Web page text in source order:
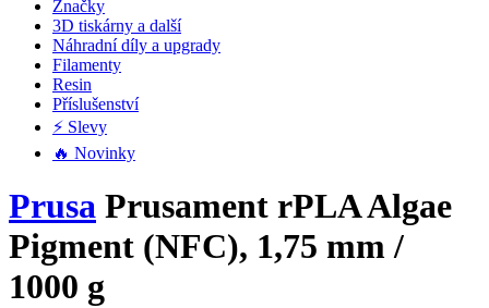
Značky
3D tiskárny a další
Náhradní díly a upgrady
Filamenty
Resin
Příslušenství
⚡ Slevy
🔥 Novinky
Prusa Prusament rPLA Algae
Pigment (NFC), 1,75 mm /
1000 g